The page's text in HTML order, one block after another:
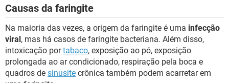
Causas da faringite
Na maioria das vezes, a origem da faringite é uma infecção
viral, mas há casos de faringite bacteriana. Além disso,
intoxicação portabaco, exposição ao pó, exposição
prolongada ao ar condicionado, respiração pela boca e
quadros de sinusite crônica também podem acarretar em